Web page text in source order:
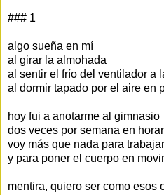
### 1
algo sueña en mí
al girar la almohada
al sentir el frío del ventilador a
al dormir tapado por el aire en
hoy fui a anotarme al gimnasio
dos veces por semana en
voy más que nada para
y para poner el cuerpo en
mentira, quiero ser como esos